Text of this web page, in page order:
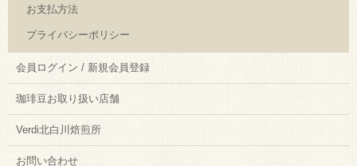
お支払方法
プライバシーポリシー
会員ログイン / 新規会員登録
珈琲豆お取り扱い店舗
Verdi北白川焙煎所
お問い合わせ